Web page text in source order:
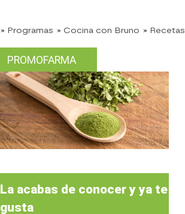
» Programas » Cocina con Bruno » Recetas
PROMOFARMA
La acabas de conocer y ya te
gusta